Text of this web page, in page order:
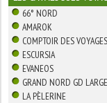
66° NORD
AMAROK
COMPTOIR DES VOYAGES
ESCURSIA
EVANEOS
GRAND NORD GD LARGE
LA PÈLERINE